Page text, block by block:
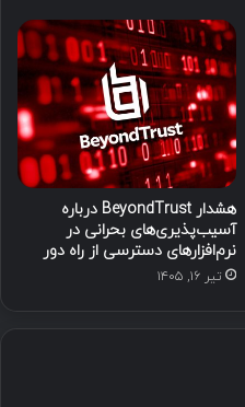
هشدار BeyondTrust درباره
آسیب‌پذیری‌های بحرانی در
نرم‌افزارهای دسترسی از راه دور
تیر ۱۶, ۱۴۰۵